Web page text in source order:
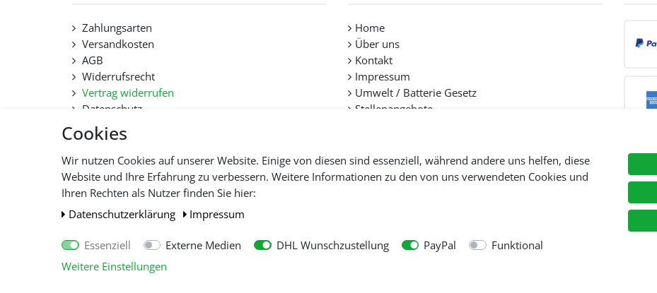
Cookies
Wir nutzen Cookies auf unserer Website. Einige von diesen sind essenziell, während andere uns helfen, diese
Website und Ihre Erfahrung zu verbessern. Weitere Informationen zu den von uns verwendeten Cookies und
Ihren Rechten als Nutzer finden Sie hier:
Daten­schutz­erklärung
Impressum
Essenziell Externe Medien DHL Wunschzustellung PayPal
Funktional
Weitere Einstellungen
Zahlungsarten
Versandkosten
AGB
Widerrufsrecht
Vertrag widerrufen
Datenschutz
Hilfe
Lieferfristen und Lieferbeschränkung
Home
Über uns
Kontakt
Impressum
Umwelt / Batterie Gesetz
Stellenangebote
Alle Preise inkl. gesetzl. Mehwersteuer zzgl.Versandkosten , wenn nicht anders beschrieben.